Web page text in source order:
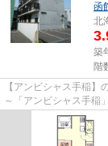
函
北
築
階
【アンビシャス手稲】の物件詳細について
～「アンビシャス手稲」のここがイチ
160m）という、ちょっ